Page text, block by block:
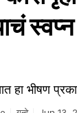
हा भीषण